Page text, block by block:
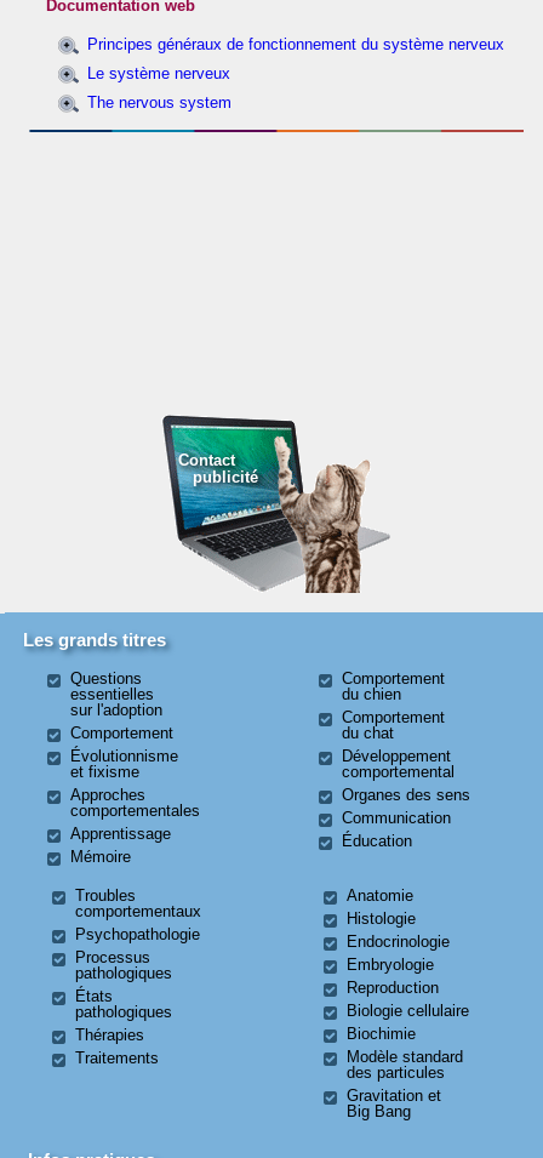
Documentation web
Principes généraux de fonctionnement du système nerveux
Le système nerveux
The nervous system
Contact
publicité
Les grands titres
Questions
essentielles
sur l'adoption
Comportement
Évolutionnisme
et fixisme
Approches
comportementales
Apprentissage
Mémoire
Comportement
du chien
Comportement
du chat
Développement
comportemental
Organes des sens
Communication
Éducation
Troubles
comportementaux
Psychopathologie
Processus
pathologiques
États
pathologiques
Thérapies
Traitements
Anatomie
Histologie
Endocrinologie
Embryologie
Reproduction
Biologie cellulaire
Biochimie
Modèle standard
des particules
Gravitation et
Big Bang